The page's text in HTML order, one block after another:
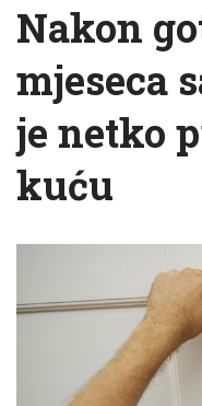
Nakon
mjeseca
je netko
kuću